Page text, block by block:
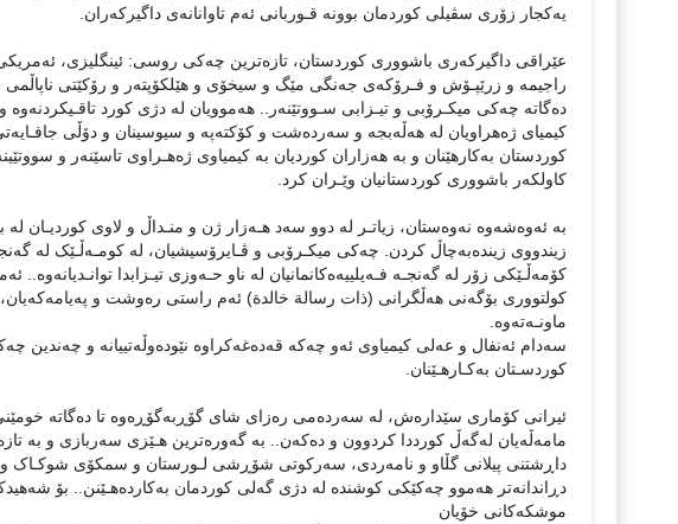
یەکجار زۆری سڤیلی کوردمان بوونە قـوربانی ئەم تاوانانەی داگیرکەران.
عێراقی داگیرکەری باشووری کوردستان، تازەترین چەکی روسی: ئینگلیزی،
راجیمە و زرێپـۆش و فـرۆکەی جەنگی مێگ و سیخۆی و هێلکۆپتەر و رۆکێتی
دەگاتە چەکی میکـرۆبی و تیـزابی سـووتێنەر.. هەموویان لە دژی کورد تاقـیکردنەوە و
کیمیای ژەهراویان لە هەڵەبجە و سەردەشت و کۆکتەپە و سیوسینان و دۆڵی
کوردستان بەکارهێنان و بە هەزاران کوردیان بە کیمیاوی ژەهـراوی تاسێنەر و
کاولکەر باشووری کوردستانیان وێـران کرد.
بە ئەوەشەوە نەوەستان، زیاتـر لە دوو سەد هـەزار ژن و منـداڵ و لاوی کوردیـان لە
زیندووی زیندەبەچاڵ کردن. چەکی میکـرۆبی و ڤـایرۆسیشیان، لە کومـەڵـێک لە گەنجە
کۆمەڵـێکی زۆر لە گەنجـە فـەیلییەەکانمانیان لە ناو حـەوزی تیـزابدا
کولتووری بۆگەنی هەڵگرانی (ذات رسالة خالدة) ئەم راستی رەوشت و پەیامەکەیان، کە
ماونـەتەوە.
سەدام ئەنفال و عەلی کیمیاوی ئەو چەکە قەدەغەکراوە نێودەوڵەتییانە و چەندین
کوردسـتان بەکـارهـێنان.
ئیرانی کۆماری سێدارەش، لە سەردەمی رەزای شای گۆڕبەگۆڕەوە تا دەگاتە
مامەڵەیان لەگەڵ کورددا کردوون و دەکەن.. بە گەورەترین هـێزی سەربازی و بە
داڕشتنی پیلانی گڵاو و نامەردی، سەرکوتی شۆڕشی لـورستان و سمکۆی شوکـاک و
دڕاندانەتر هەموو چەکێکی کوشندە لە دژی گەلی کوردمان بەکاردەهـێنن.. بۆ
موشکەکانی خۆیان